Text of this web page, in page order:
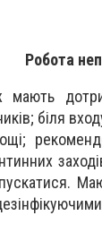
Робота
мають
біля